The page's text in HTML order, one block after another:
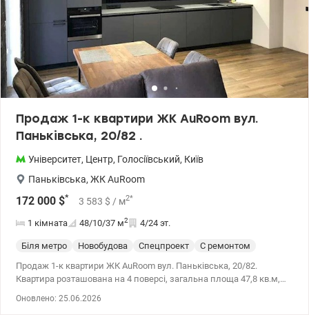
Продаж 1-к квартири ЖК AuRoom вул.
Паньківська, 20/82 .
Університет, Центр, Голосіївський, Київ
Паньківська, ЖК AuRoom
172 000 $* 3 583 $ / м2*
1 кімната 48/10/37 м2 4/24 эт.
Біля метро Новобудова Спецпроект
С ремонтом
Продаж 1-к квартири ЖК AuRoom вул. Паньківська, 20/82.
Квартира розташована на 4 поверсі, загальна площа 47,8 кв.м,
Оновлено: 25.06.2026